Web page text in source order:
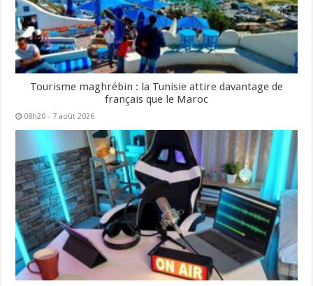
Tourisme maghrébin : la Tunisie attire davantage de
français que le Maroc
08h20 - 7 août 2026